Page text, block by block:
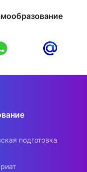
подготовка